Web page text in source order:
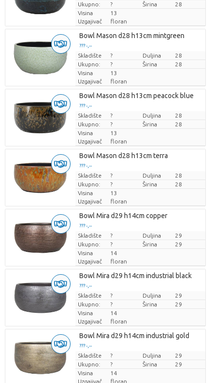
Ukupno:
? Širina
28
Visina
13
Uzgajivač
floran
Bowl Mason d28 h13cm mintgreen
??? -,--
Cijena po komadu
Skladište ? Duljina
28
Ukupno:
? Širina
28
Visina
13
Uzgajivač
floran
Bowl Mason d28 h13cm peacock blue
??? -,--
Cijena po komadu
Skladište ? Duljina
28
Ukupno:
? Širina
28
Visina
13
Uzgajivač
floran
Bowl Mason d28 h13cm terra
??? -,--
Cijena po komadu
Skladište ? Duljina
28
Ukupno:
? Širina
28
Visina
13
Uzgajivač
floran
Bowl Mira d29 h14cm copper
??? -,--
Cijena po komadu
Skladište ? Duljina
29
Ukupno:
? Širina
29
Visina
14
Uzgajivač
floran
Bowl Mira d29 h14cm industrial black
??? -,--
Cijena po komadu
Skladište ? Duljina
29
Ukupno:
? Širina
29
Visina
14
Uzgajivač
floran
Bowl Mira d29 h14cm industrial gold
??? -,--
Cijena po komadu
Skladište ? Duljina
29
Ukupno:
? Širina
29
Visina
14
Uzgajivač
floran